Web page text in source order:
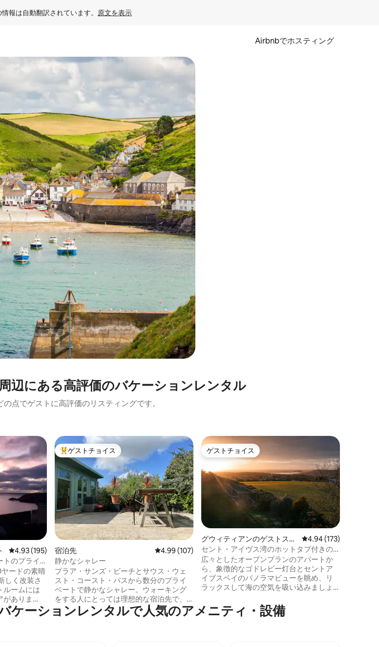
報は自動翻訳されています。 原文を表示
Airbnbでホスティング
ッチまたはスワイプして検索結果を確認することができます。
辺⁠に⁠あ⁠る高⁠評⁠価⁠のバ⁠ケ⁠ー⁠シ⁠ョ⁠ン⁠レ⁠ン⁠タ⁠ル
点でゲストに高評価のリスティングです。
価
。
レビュー195件、5つ星中4.93つ星の平均評価
4.93 (195)
トのプライ
ードの素晴
しく改装さ
ルームには
がありま
いて、専用
ベッドとし
大好評のゲストチョイスです。
ゲストチョイス
宿泊先 レビュー107件、5つ星中4.99つ星の平均評価
4.99 (107)
静かなシャレー
プラア・サンズ・ビーチとサウス・ウェ
スト・コースト・パスから数分のプライ
ベートで静かなシャレー。ウォーキング
をする人にとっては理想的な宿泊先で、
ビーチが好きな人にとっては丘を少し下
ってすぐのところにあります。 観光やサ
ゲストチョイス
ゲストチョイス
グウィティアンのゲストスイ
ート
レビュー173件、5つ
4.94 (173)
セント・アイヴス湾のホットタブ付きの
広々としたオーシャンビューのアパート
広々としたオープンプランのアパートか
ら、象徴的なゴドレビー灯台とセントア
イブスベイのパノラマビューを眺め、リ
ラックスして海の空気を吸い込みましょ
を眺めながらスパークリングワインを楽
しみましょう。冬には、ゴドレビー島に
ケ⁠ー⁠シ⁠ョ⁠ン⁠レ⁠ン⁠タ⁠ル⁠で人⁠気⁠のア⁠メ⁠ニ⁠テ⁠ィ⁠・⁠設⁠備